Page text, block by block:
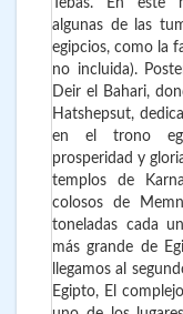
Tebas. En este
algunas de las
egipcios, como la
no incluida).
Deir el Bahari,
Hatshepsut,
en el trono
prosperidad y
templos de
colosos de
toneladas cada
más grande de
llegamos al
Egipto, El